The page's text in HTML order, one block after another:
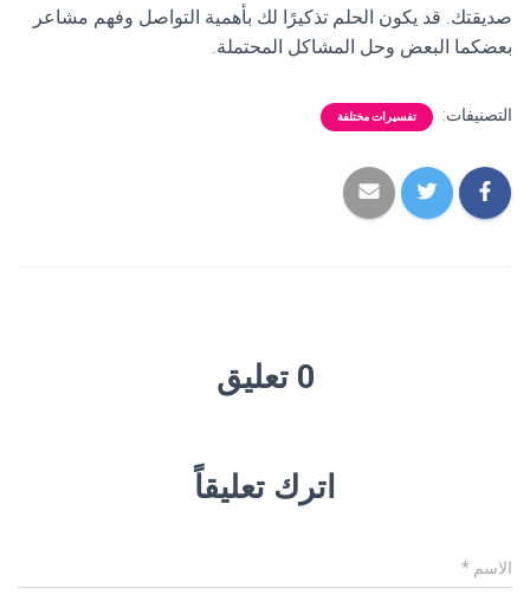
صديقتك. قد يكون الحلم تذكيرًا لك بأهمية التواصل وفهم مشاعر
بعضكما البعض وحل المشاكل المحتملة.
التصنيفات: تفسيرات مختلفة
0 تعليق
اترك تعليقاً
الاسم *